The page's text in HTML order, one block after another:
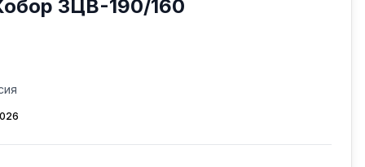
ЗЦВ-190/160